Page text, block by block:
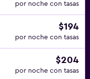
por noche con tasas
$194
por noche con tasas
$204
por noche con tasas